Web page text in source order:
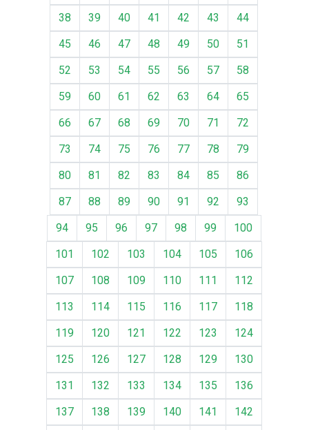
38
39 40 41 42 43
44
45
46 47 48 49 50
51
52
53 54 55 56 57
58
59
60 61 62 63 64
65
66
67 68 69 70 71
72
73
74 75 76 77 78
79
80
81 82 83 84 85
86
87
88 89 90 91 92
93
94
95 96 97 98 99
100
101
102 103 104 105
106
107
108 109 110 111
112
113
114 115 116 117
118
119
120 121 122 123
124
125
126 127 128 129
130
131
132 133 134 135
136
137
138 139 140 141
142